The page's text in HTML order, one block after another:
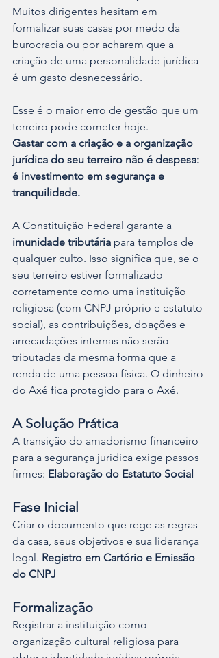
Muitos dirigentes hesitam em
formalizar suas casas por medo da
burocracia ou por acharem que a
criação de uma personalidade jurídica
é um gasto desnecessário.
Esse é o maior erro de gestão que um
terreiro pode cometer hoje.
Gastar com a criação e a organização
jurídica do seu terreiro não é despesa:
é investimento em segurança e
tranquilidade.
A Constituição Federal garante a
imunidade tributária para templos de
qualquer culto. Isso significa que, se o
seu terreiro estiver formalizado
corretamente como uma instituição
religiosa (com CNPJ próprio e estatuto
social), as contribuições, doações e
arrecadações internas não serão
tributadas da mesma forma que a
renda de uma pessoa física. O dinheiro
do Axé fica protegido para o Axé.
A Solução Prática
A transição do amadorismo financeiro
para a segurança jurídica exige passos
firmes: Elaboração do Estatuto Social
Fase Inicial
Criar o documento que rege as regras
da casa, seus objetivos e sua liderança
legal. Registro em Cartório e Emissão
do CNPJ
Formalização
Registrar a instituição como
organização cultural religiosa para